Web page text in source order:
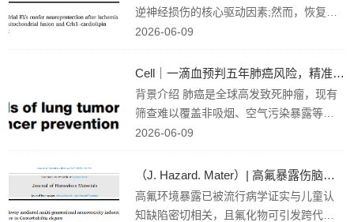
逆神经损伤的核心驱动因素;然而，恢复线
粒体功能和促进长期神经恢复的有效策略
院刘倩倩团队在Redox Biology（IF:11.9）
上发表了“hUCMSC mitochondrial EVs con
fer neuroprotection after ischemia by Tom
2026-06-09
Cell｜一滴血预判五年肺癌风险，精准预防终于有据可依
背景介绍 肺癌是全球高发致死肿瘤，现有
筛查难以覆盖非吸烟、空气污染暴露等高
危人群。研究发现抗IL-1β药物可降低肺癌
需特异性生物标志物，精准划分高危人
群，筛选抗炎预防的获益者，实现肺癌精
准防控。2026年6月，国际顶刊Cell发表了
2026-06-09
（J. Hazard. Mater）| 高氟暴露伤脑，且能传代！核心机制...
高氟环境暴露已被流行病学证实与儿童认
知缺陷密切相关，且氟化物可引发跨代神